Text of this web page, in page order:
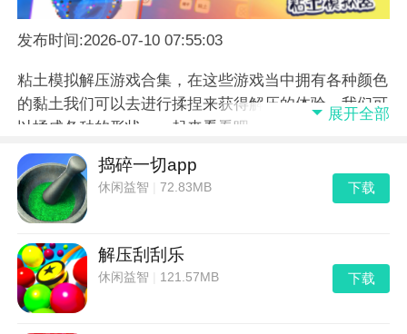
发布时间:2026-07-10 07:55:03
粘土模拟解压游戏合集，在这些游戏当中拥有各种颜色
的黏土我们可以去进行揉捏来获得解压的体验，我们可
以揉成各种的形状。一起来看看吧
展开全部
捣碎一切app
休闲益智 |72.83MB 下载
解压刮刮乐
休闲益智 121.57MB 下载